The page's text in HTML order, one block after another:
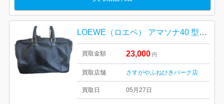
LOEWE（ロエベ） アマソナ40 型番:359.79.011
買取金額 23,000 円
買取店舗 さすがやふねひきパーク店
買取日 05月27日